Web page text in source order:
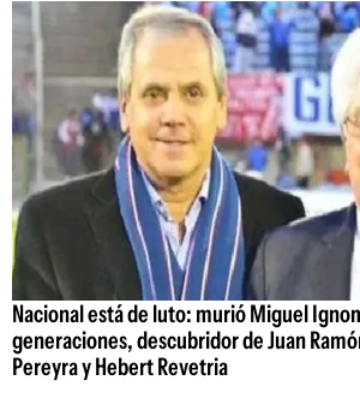
Nacional está de luto: murió Miguel
generaciones, descubridor de Juan
Pereyra y Hebert Revetria